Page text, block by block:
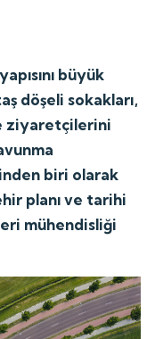
büyük
döşeli sokakları,
ziyaretçilerini
biri olarak
planı ve tarihi
mühendisliği